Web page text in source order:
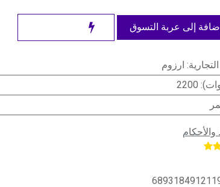
إضافة إلى عربة التسوق
: ارزوم
:
2200